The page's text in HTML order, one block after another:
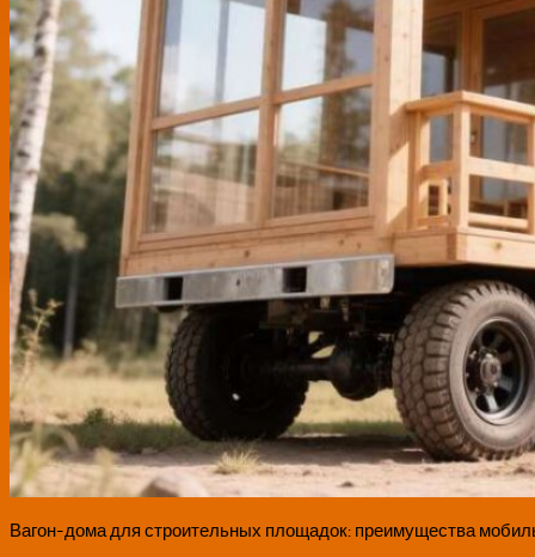
Вагон-дома для строительных площадок: преимущества